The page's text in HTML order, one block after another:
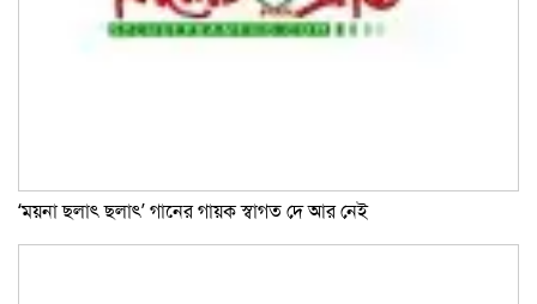
‘ময়না ছলাৎ ছলাৎ’ গানের গায়ক স্বাগত দে আর নেই